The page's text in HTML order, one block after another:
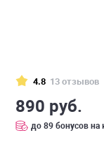
4.8 13 отзывов
890 руб.
до 89 бонусов на